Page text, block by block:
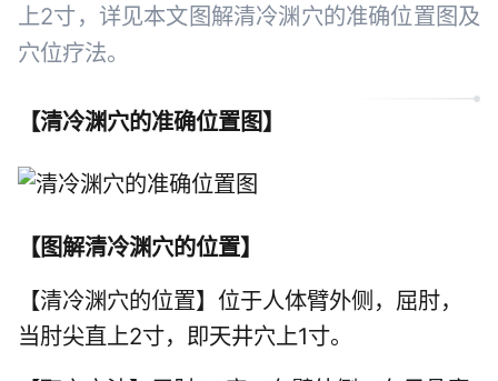
上2寸，详见本文图解清冷渊穴的准确位置图及
穴位疗法。
【清冷渊穴的准确位置图】
【图解清冷渊穴的位置】
【清冷渊穴的位置】位于人体臂外侧，屈肘，
当肘尖直上2寸，即天井穴 上1寸。